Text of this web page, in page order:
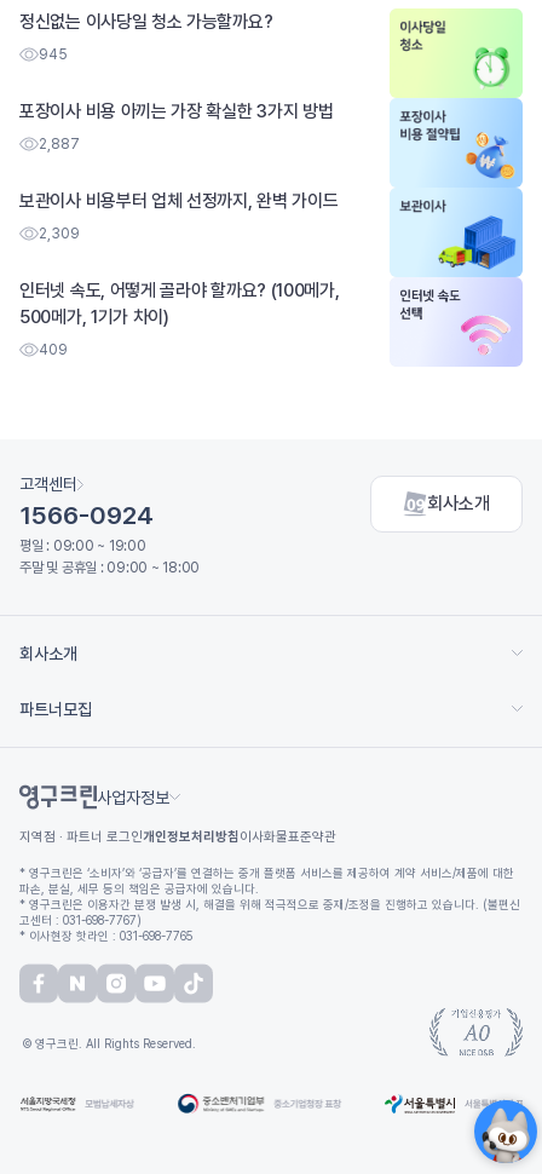
정신없는 이사당일 청소 가능할까요?
945
포장이사 비용 아끼는 가장 확실한 3가지 방법
2,887
보관이사 비용부터 업체 선정까지, 완벽 가이드
2,309
인터넷 속도, 어떻게 골라야 할까요? (100메가,
500메가, 1기가 차이)
409
고객센터
1566-0924
평일 : 09:00 ~ 19:00
주말 및 공휴일 : 09:00 ~ 18:00
회사소개
회사소개
파트너모집
사업자정보
지역점 · 파트너 로그인개인정보처리방침 이사화물표준약관
* 영구크린은 ‘소비자’와 ‘공급자’를 연결하는 중개 플랫폼 서비스를 제공하여 계약 서비스/제품에 대한
파손, 분실, 세무 등의 책임은 공급자에 있습니다.
* 영구크린은 이용자간 분쟁 발생 시, 해결을 위해 적극적으로 중재/조정을 진행하고 있습니다. (불편신
고센터 : 031-698-7767)
* 이사현장 핫라인 : 031-698-7765
© 영구크린. All Rights Reserved.